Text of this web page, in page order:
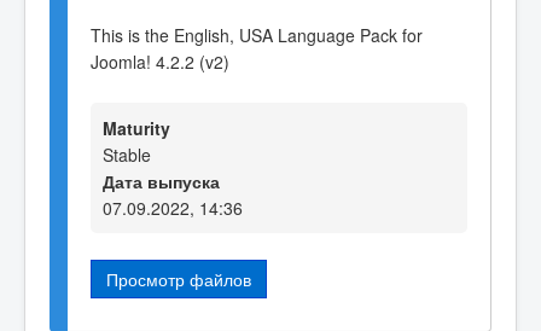
This is the English, USA Language Pack for
Joomla! 4.2.2 (v2)
Maturity
Stable
Дата выпуска
07.09.2022, 14:36
Просмотр файлов